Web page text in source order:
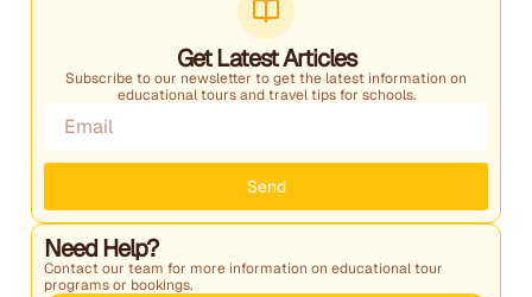
Get Latest Articles
Subscribe to our newsletter to get the latest information on
educational tours and travel tips for schools.
Send
Need Help?
Contact our team for more information on educational tour
programs or bookings.